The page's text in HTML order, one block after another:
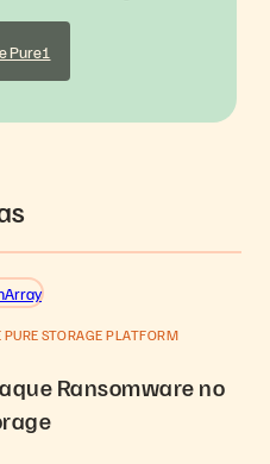
Pure1
PURE STORAGE PLATFORM
Ransomware no